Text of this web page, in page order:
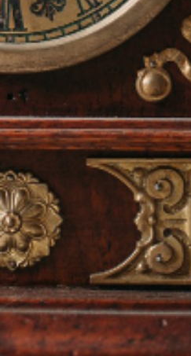
Tel:06.82.34.64.72
Tel:06.20.49.59.11